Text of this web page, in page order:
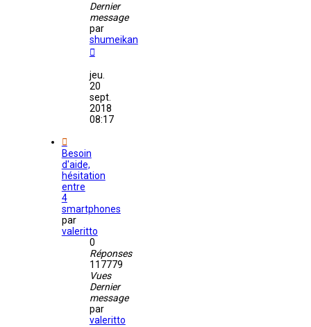
Dernier
message
par
shumeikan
jeu.
20
sept.
2018
08:17
Besoin
d'aide,
hésitation
entre
4
smartphones
par
valeritto
0
Réponses
117779
Vues
Dernier
message
par
valeritto